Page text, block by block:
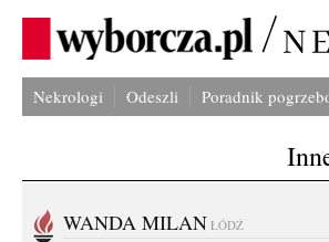
Nekrologi Odeszli Poradnik
WANDA MILAN ŁÓDŹ